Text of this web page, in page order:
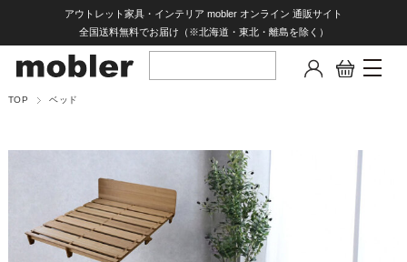
アウトレット家具・インテリア mobler オンライン 通販サイト
全国送料無料でお届け（※北海道・東北・離島を除く）
TOP ベッド